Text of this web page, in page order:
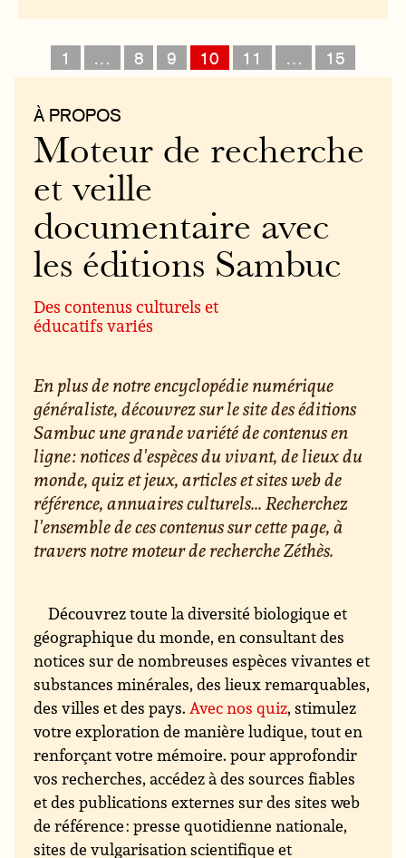
1 … 8 9 10 11 … 15
À PROPOS
Moteur de recherche
et veille
documentaire avec
les éditions Sambuc
Des contenus culturels et
éducatifs variés
En plus de notre encyclopédie numérique
généraliste, découvrez sur le site des éditions
Sambuc une grande variété de contenus en
ligne : notices d'espèces du vivant, de lieux du
monde, quiz et jeux, articles et sites web de
référence, annuaires culturels... Recherchez
l'ensemble de ces contenus sur cette page, à
travers notre moteur de recherche Zéthès.
Découvrez toute la diversité biologique et
géographique du monde, en consultant des
notices sur de nombreuses espèces vivantes et
substances minérales, des lieux remarquables,
des villes et des pays.Avec nos quiz, stimulez
votre exploration de manière ludique, tout en
renforçant votre mémoire. pour approfondir
vos recherches, accédez à des sources fiables
et des publications externes sur des sites web
de référence : presse quotidienne nationale,
sites de vulgarisation scientifique et